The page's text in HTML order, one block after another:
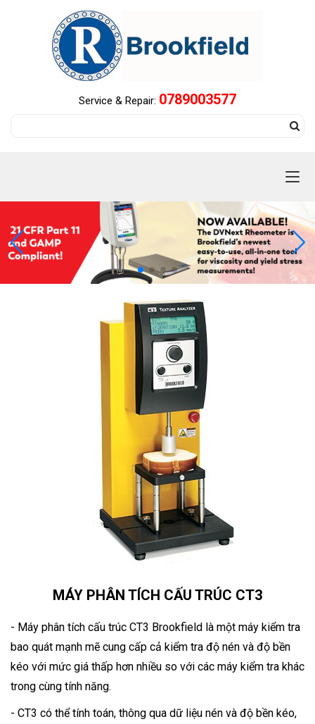
Service & Repair: 0789003577
MÁY PHÂN TÍCH CẤU TRÚC CT3
- Máy phân tích cấu trúc CT3 Brookfield là một máy kiểm tra
bao quát mạnh mẽ cung cấp cả kiểm tra độ nén và độ bền
kéo với mức giá thấp hơn nhiều so với các máy kiểm tra khác
trong cùng tính năng.
- CT3 có thể tính toán, thông qua dữ liệu nén và độ bền kéo,